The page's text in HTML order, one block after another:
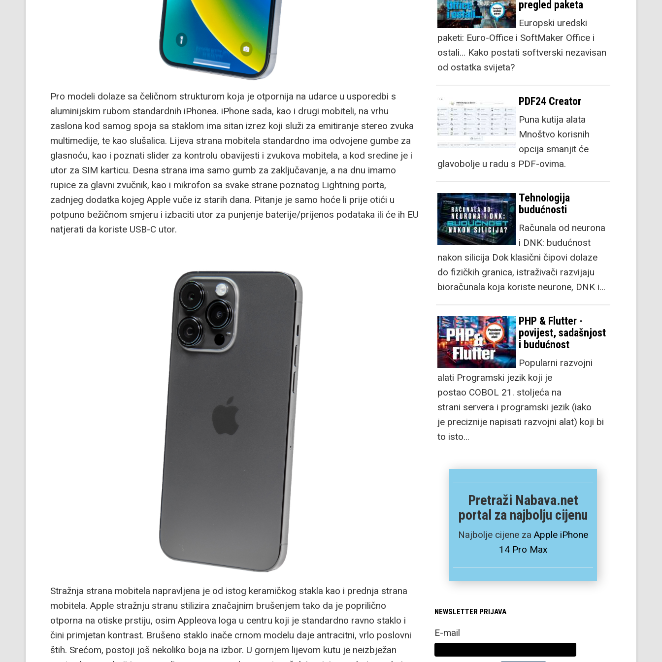
Pro modeli dolaze sa čeličnom strukturom koja je otpornija na udarce u usporedbi s
aluminijskim rubom standardnih iPhonea. iPhone sada, kao i drugi mobiteli, na vrhu
zaslona kod samog spoja sa staklom ima sitan izrez koji služi za emitiranje stereo zvuka
multimedije, te kao slušalica. Lijeva strana mobitela standardno ima odvojene gumbe za
glasnoću, kao i poznati slider za kontrolu obavijesti i zvukova mobitela, a kod sredine je i
utor za SIM karticu. Desna strana ima samo gumb za zaključavanje, a na dnu imamo
rupice za glavni zvučnik, kao i mikrofon sa svake strane poznatog Lightning porta,
zadnjeg dodatka kojeg Apple vuče iz starih dana. Pitanje je samo hoće li prije otići u
potpuno bežičnom smjeru i izbaciti utor za punjenje baterije/prijenos podataka ili će ih EU
natjerati da koriste USB-C utor.
Stražnja strana mobitela napravljena je od istog keramičkog stakla kao i prednja strana
mobitela. Apple stražnju stranu stilizira značajnim brušenjem tako da je poprilično
otporna na otiske prstiju, osim Appleova loga u centru koji je standardno ravno staklo i
čini primjetan kontrast. Brušeno staklo inače crnom modelu daje antracitni, vrlo poslovni
štih. Srećom, postoji još nekoliko boja na izbor. U gornjem lijevom kutu je neizbježan
pregled paketa
Europski uredski
paketi: Euro-Office i SoftMaker Office i
ostali... Kako postati softverski nezavisan
od ostatka svijeta?
PDF24 Creator
Puna kutija alata
Mnoštvo korisnih
opcija smanjit će
glavobolje u radu s PDF-ovima.
Tehnologija
budućnosti
Računala od neurona
i DNK: budućnost
nakon silicija Dok klasični čipovi dolaze
do fizičkih granica, istraživači razvijaju
bioračunala koja koriste neurone, DNK i…
PHP & Flutter -
povijest, sadašnjost
i budućnost
Popularni razvojni
alati Programski jezik koji je
postao COBOL 21. stoljeća na
strani servera i programski jezik (iako
je preciznije napisati razvojni alat) koji bi
to isto…
Pretraži Nabava.net
portal za najbolju cijenu
Najbolje cijene za Apple iPhone
14 Pro Max
NEWSLETTER PRIJAVA
E-mail